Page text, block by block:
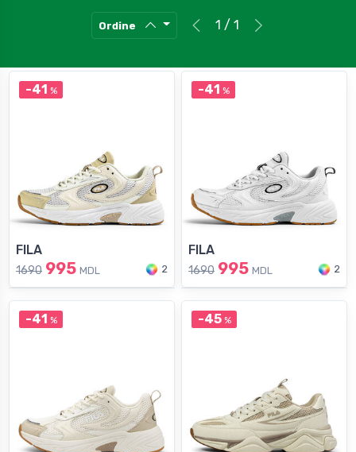
Ordine 1 / 1
-41 %
FILA
1690 995 MDL 2
-41 %
FILA
1690 995 MDL 2
-41 % -45%